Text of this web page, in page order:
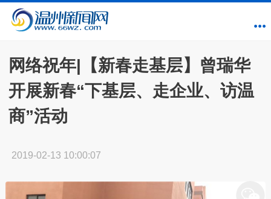
网络祝年|【新春走基层】曾瑞华
开展新春“下基层、走企业、访温
商”活动
2019-02-13 10:00:07